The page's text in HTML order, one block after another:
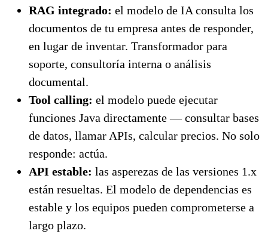
RAG integrado: el modelo de IA consulta los
documentos de tu empresa antes de responder,
en lugar de inventar. Transformador para
soporte, consultoría interna o análisis
documental.
Tool calling: el modelo puede ejecutar
funciones Java directamente — consultar bases
de datos, llamar APIs, calcular precios. No solo
responde: actúa.
API estable: las asperezas de las versiones 1.x
están resueltas. El modelo de dependencias es
estable y los equipos pueden comprometerse a
largo plazo.